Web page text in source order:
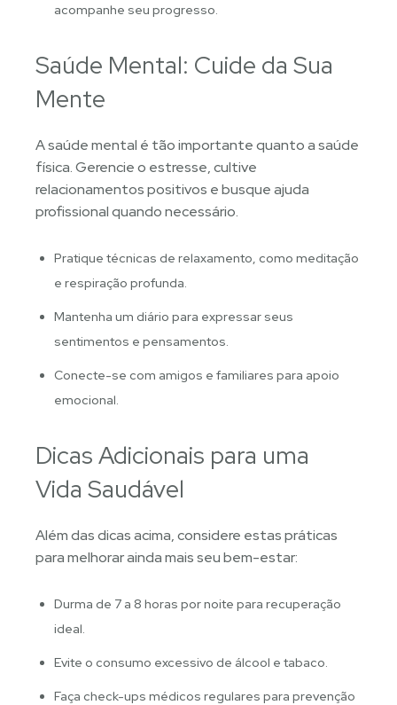
acompanhe seu progresso.
Saúde Mental: Cuide da Sua
Mente
A saúde mental é tão importante quanto a saúde
física. Gerencie o estresse, cultive
relacionamentos positivos e busque ajuda
profissional quando necessário.
Pratique técnicas de relaxamento, como meditação
e respiração profunda.
Mantenha um diário para expressar seus
sentimentos e pensamentos.
Conecte-se com amigos e familiares para apoio
emocional.
Dicas Adicionais para uma
Vida Saudável
Além das dicas acima, considere estas práticas
para melhorar ainda mais seu bem-estar:
Durma de 7 a 8 horas por noite para recuperação
ideal.
Evite o consumo excessivo de álcool e tabaco.
Faça check-ups médicos regulares para prevenção